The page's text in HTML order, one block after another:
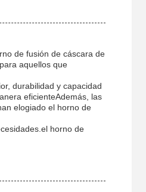
de fusión de cáscara de
aquellos que
durabilidad y capacidad
eficienteAdemás, las
elogiado el horno de
horno de